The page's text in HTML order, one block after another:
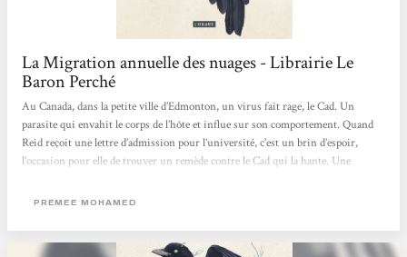
La Migration annuelle des nuages - Librairie Le
Baron Perché
Au Canada, dans la petite ville d’Edmonton, un virus fait rage, le Cad. Un
parasite qui envahit le corps de l’hôte et influe sur son comportement. Quand
Reid reçoit une lettre d’admission pour l’université, c’est un brin d’espoir,
l’occasion pour elle de trouver un remède contre le Cad qui la hante. Une
où l’écologie a son importance. L’autrice nous livre ici une duologie
PREMEE MOHAMED